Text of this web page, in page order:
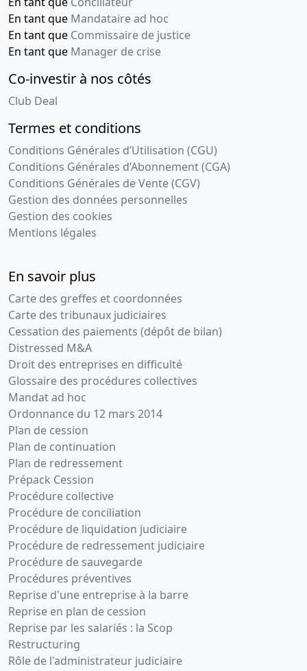
En tant que Mandataire ad hoc
En tant que Commissaire de justice
En tant que Manager de crise
Co-investir à nos côtés
Club Deal
Termes et conditions
Conditions Générales d’Utilisation (CGU)
Conditions Générales d’Abonnement (CGA)
Conditions Générales de Vente (CGV)
Gestion des données personnelles
Gestion des cookies
Mentions légales
En savoir plus
Carte des greffes et coordonnées
Carte des tribunaux judiciaires
Cessation des paiements (dépôt de bilan)
Distressed M&A
Droit des entreprises en difficulté
Glossaire des procédures collectives
Mandat ad hoc
Ordonnance du 12 mars 2014
Plan de cession
Plan de continuation
Plan de redressement
Prépack Cession
Procédure collective
Procédure de conciliation
Procédure de liquidation judiciaire
Procédure de redressement judiciaire
Procédure de sauvegarde
Procédures préventives
Reprise d'une entreprise à la barre
Reprise en plan de cession
Reprise par les salariés : la Scop
Restructuring
Rôle de l'administrateur judiciaire